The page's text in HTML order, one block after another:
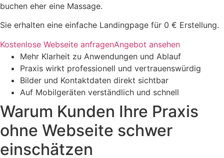
buchen eher eine Massage.
Sie erhalten eine einfache Landingpage für 0 € Erstellung.
Kostenlose Webseite anfragenAngebot ansehen
Mehr Klarheit zu Anwendungen und Ablauf
Praxis wirkt professionell und vertrauenswürdig
Bilder und Kontaktdaten direkt sichtbar
Auf Mobilgeräten verständlich und schnell
Warum Kunden Ihre Praxis
ohne Webseite schwer
einschätzen